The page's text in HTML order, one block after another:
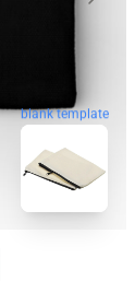
blank template